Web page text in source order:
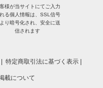
様が当サイトにてご入力
る個人情報は、SSL信号
り暗号化され、安全に送
信されます
特定商取引法に基づく表示
載について